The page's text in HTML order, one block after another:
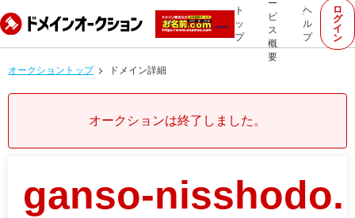
ト
ッ
プ
ー
ビ
ス
概
要
ヘ
ル
プ
ロ
グ
イ
ン
オークショントップ ドメイン詳細
オークションは終了しました。
ganso-nisshodo.